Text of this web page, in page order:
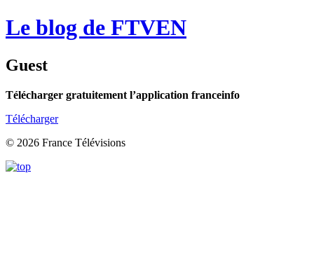
Le blog de FTVEN
Guest
Télécharger gratuitement l’application franceinfo
Télécharger
© 2026 France Télévisions